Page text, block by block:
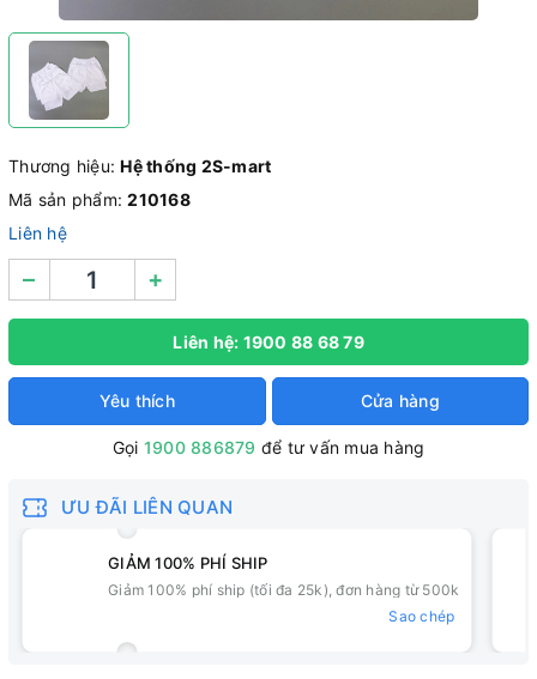
Thương hiệu:Hệ thống 2S-mart
Mã sản phẩm:210168
Liên hệ
– +
Liên hệ: 1900 88 68 79
Yêu thích Cửa hàng
Gọi 1900 886879 để tư vấn mua hàng
ƯU ĐÃI LIÊN QUAN
GIẢM 100% PHÍ SHIP
Giảm 100% phí ship (tối đa 25k), đơn hàng từ 500k
Sao chép